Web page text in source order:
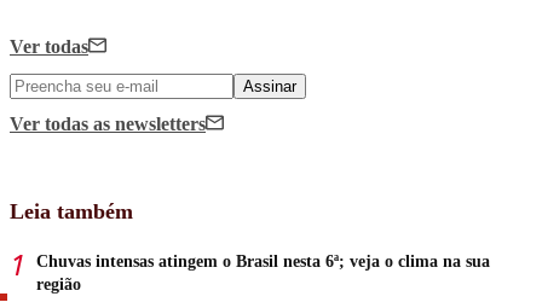
Ver todas
Assinar
Ver todas as newsletters
Leia também
Chuvas intensas atingem o Brasil nesta 6ª; veja o clima na sua
região